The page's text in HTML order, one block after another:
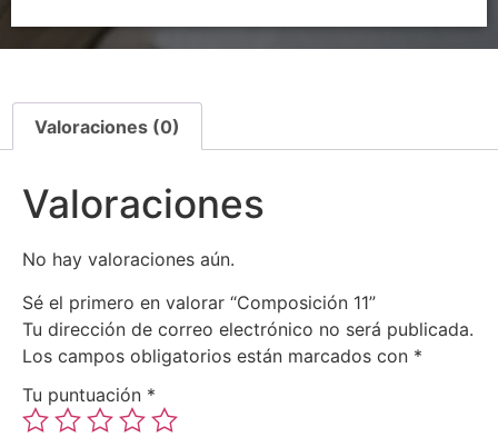
Valoraciones (0)
Valoraciones
No hay valoraciones aún.
Sé el primero en valorar “Composición 11”
Tu dirección de correo electrónico no será publicada.
Los campos obligatorios están marcados con *
Tu puntuación *